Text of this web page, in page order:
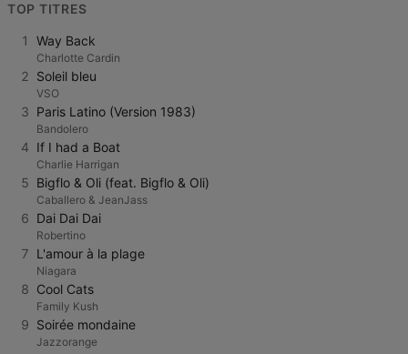
TOP TITRES
1 Way Back
Charlotte Cardin
2 Soleil bleu
VSO
3 Paris Latino (Version 1983)
Bandolero
4 If I had a Boat
Charlie Harrigan
5 Bigflo & Oli (feat. Bigflo & Oli)
Caballero & JeanJass
6 Dai Dai Dai
Robertino
7 L'amour à la plage
Niagara
8 Cool Cats
Family Kush
9 Soirée mondaine
Jazzorange